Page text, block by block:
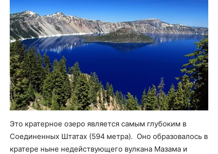
Это кратерное озеро является самым глубоким в
Соединенных Штатах (594 метра). Оно образовалось в
кратере ныне недействующего вулкана Мазама и